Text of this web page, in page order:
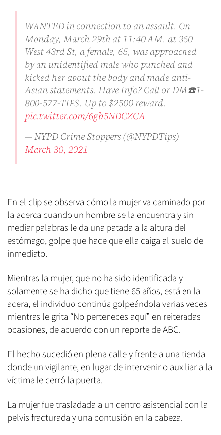
WANTED in connection to an assault. On
Monday, March 29th at 11:40 AM, at 360
West 43rd St, a female, 65, was approached
by an unidentified male who punched and
kicked her about the body and made anti-
Asian statements. Have Info? Call or DM☎️1-
800-577-TIPS. Up to $2500 reward.
pic.twitter.com/6gb5NDCZCA
— NYPD Crime Stoppers (@NYPDTips)
March 30, 2021
En el clip se observa cómo la mujer va caminado por
la acerca cuando un hombre se la encuentra y sin
mediar palabras le da una patada a la altura del
estómago, golpe que hace que ella caiga al suelo de
inmediato.
Mientras la mujer, que no ha sido identificada y
solamente se ha dicho que tiene 65 años, está en la
acera, el individuo continúa golpeándola varias veces
mientras le grita “No perteneces aquí” en reiteradas
ocasiones, de acuerdo con un reporte de ABC.
El hecho sucedió en plena calle y frente a una tienda
donde un vigilante, en lugar de intervenir o auxiliar a la
víctima le cerró la puerta.
La mujer fue trasladada a un centro asistencial con la
pelvis fracturada y una contusión en la cabeza.